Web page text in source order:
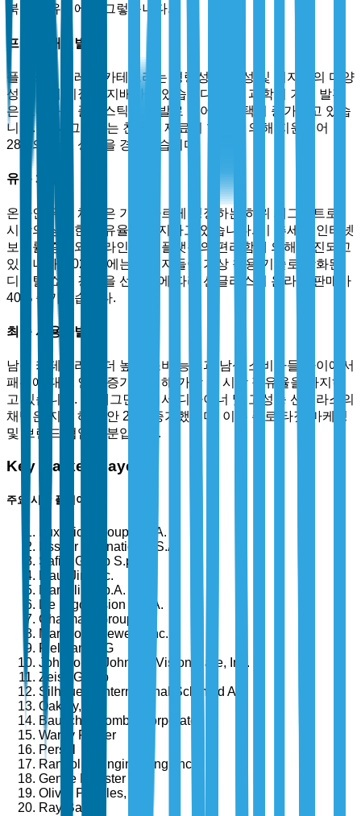
북미와 유럽에서 그렇습니다.
프레임 재질별
플라스틱 프레임 카테고리는 경량성, 경제성 및 디자인의 다양
성 덕분에 시장을 지배하고 있습니다. 재료 과학의 기술 발전
은 고내구성 플라스틱의 개발로 이어져 채택이 증가하고 있습
니다. 이 세그먼트는 친환경 재료의 혁신에 의해 지원되어
28%의 판매 성장을 경험했습니다.
유통 채널별
온라인 유통 채널은 가장 빠르게 성장하는 하위 세그먼트로,
시장의 상당한 점유율을 차지하고 있습니다. 이 추세는 인터넷
보급률 증가와 온라인 쇼핑 플랫폼의 편리함에 의해 촉진되고
있습니다. 2024년에는 소비자들이 가상 착용 기술로 강화된
디지털 쇼핑 경험을 선호함에 따라 선글라스의 온라인 판매가
40% 증가했습니다.
최종 사용자별
남성 카테고리는 더 높은 소비 능력과 남성 소비자들 사이에서
패션에 대한 인식 증가로 인해 가장 큰 시장 점유율을 차지하
고 있습니다. 이 세그먼트에서 디자이너 및 고성능 선글라스의
채택은 지난 해 동안 25% 증가했으며, 이는 주로 타겟 마케팅
및 브랜드 협업 덕분입니다.
Key Market Players
주요 시장 플레이어
Luxottica Group S.p.A.
Essilor International S.A.
Safilo Group S.p.A.
Maui Jim Inc.
Marcolin S.p.A.
De Rigo Vision S.p.A.
Charmant Group
Marchon Eyewear, Inc.
Fielmann AG
Johnson & Johnson Vision Care, Inc.
Zeiss Group
Silhouette International Schmied AG
Oakley, Inc.
Bausch & Lomb Incorporated
Warby Parker
Persol
Randolph Engineering, Inc.
Gentle Monster
Oliver Peoples, Inc.
Ray-Ban